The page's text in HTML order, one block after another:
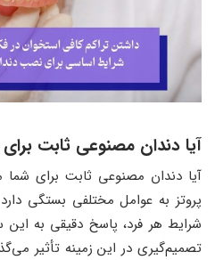
آیا دندان مصنوعی ثابت
آیا دندان مصنوعی ثابت برای
پروتز به عوامل مختلفی بستگی
شرایط هر فرد، پاسخ دقیقی به این
تصمیم‌گیری در این زمینه تأثیر